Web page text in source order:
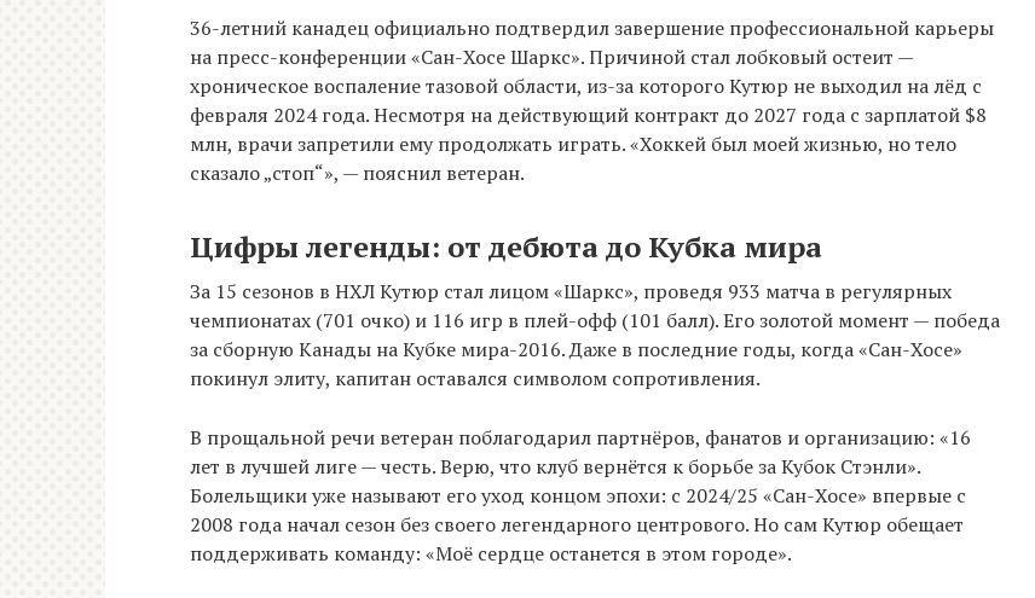
36-летний канадец официально подтвердил завершение профессиональной карьеры
на пресс-конференции «Сан-Хосе Шаркс». Причиной стал лобковый остеит —
хроническое воспаление тазовой области, из-за которого Кутюр не выходил на лёд с
февраля 2024 года. Несмотря на действующий контракт до 2027 года с зарплатой $8
млн, врачи запретили ему продолжать играть. «Хоккей был моей жизнью, но тело
сказало „стоп“», — пояснил ветеран.
Цифры легенды: от дебюта до Кубка мира
За 15 сезонов в НХЛ Кутюр стал лицом «Шаркс», проведя 933 матча в регулярных
чемпионатах (701 очко) и 116 игр в плей-офф (101 балл). Его золотой момент — победа
за сборную Канады на Кубке мира-2016. Даже в последние годы, когда «Сан-Хосе»
покинул элиту, капитан оставался символом сопротивления.
В прощальной речи ветеран поблагодарил партнёров, фанатов и организацию: «16
лет в лучшей лиге — честь. Верю, что клуб вернётся к борьбе за Кубок Стэнли».
Болельщики уже называют его уход концом эпохи: с 2024/25 «Сан-Хосе» впервые с
2008 года начал сезон без своего легендарного центрового. Но сам Кутюр обещает
поддерживать команду: «Моё сердце останется в этом городе».